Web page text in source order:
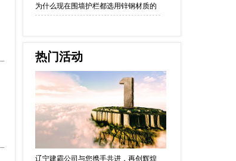
为什么现在围墙护栏都选用锌钢材质的
热门活动
辽宁建霸公司与您携手共进，再创辉煌